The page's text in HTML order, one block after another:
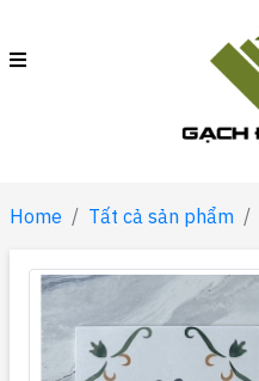
Home Tất cả sản phẩm